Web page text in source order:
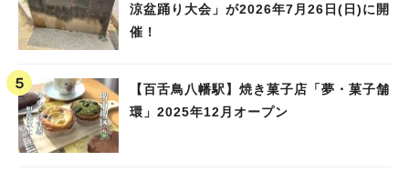
涼盆踊り大会」が2026年7月26日(日)に開
催！
【百舌鳥八幡駅】焼き菓子店「夢・菓子舗
環」2025年12月オープン